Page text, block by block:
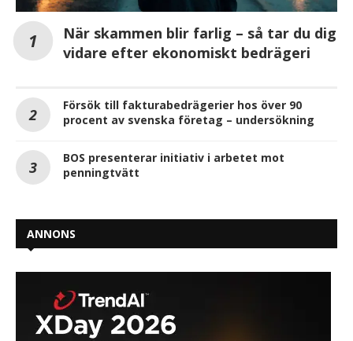
När skammen blir farlig – så tar du dig
vidare efter ekonomiskt bedrägeri
Försök till fakturabedrägerier hos över 90
procent av svenska företag – undersökning
BOS presenterar initiativ i arbetet mot
penningtvätt
ANNONS